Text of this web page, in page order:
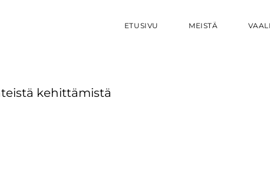
ETUSIVU MEISTÄ
kehittämistä